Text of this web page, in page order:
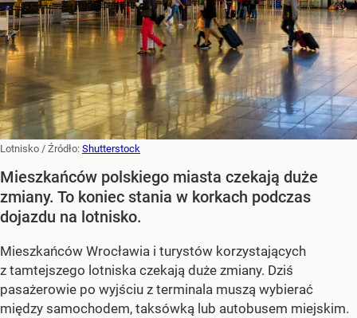
Lotnisko / Źródło: Shutterstock
Mieszkańców polskiego miasta czekają duże
zmiany. To koniec stania w korkach podczas
dojazdu na lotnisko.
Mieszkańców Wrocławia i turystów korzystających
z tamtejszego lotniska czekają duże zmiany. Dziś
pasażerowie po wyjściu z terminala muszą wybierać
między samochodem, taksówką lub autobusem miejskim.